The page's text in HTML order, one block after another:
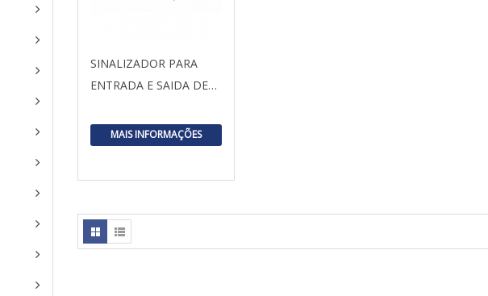
SINALIZADOR PARA
ENTRADA E SAIDA DE…
MAIS INFORMAÇÕES